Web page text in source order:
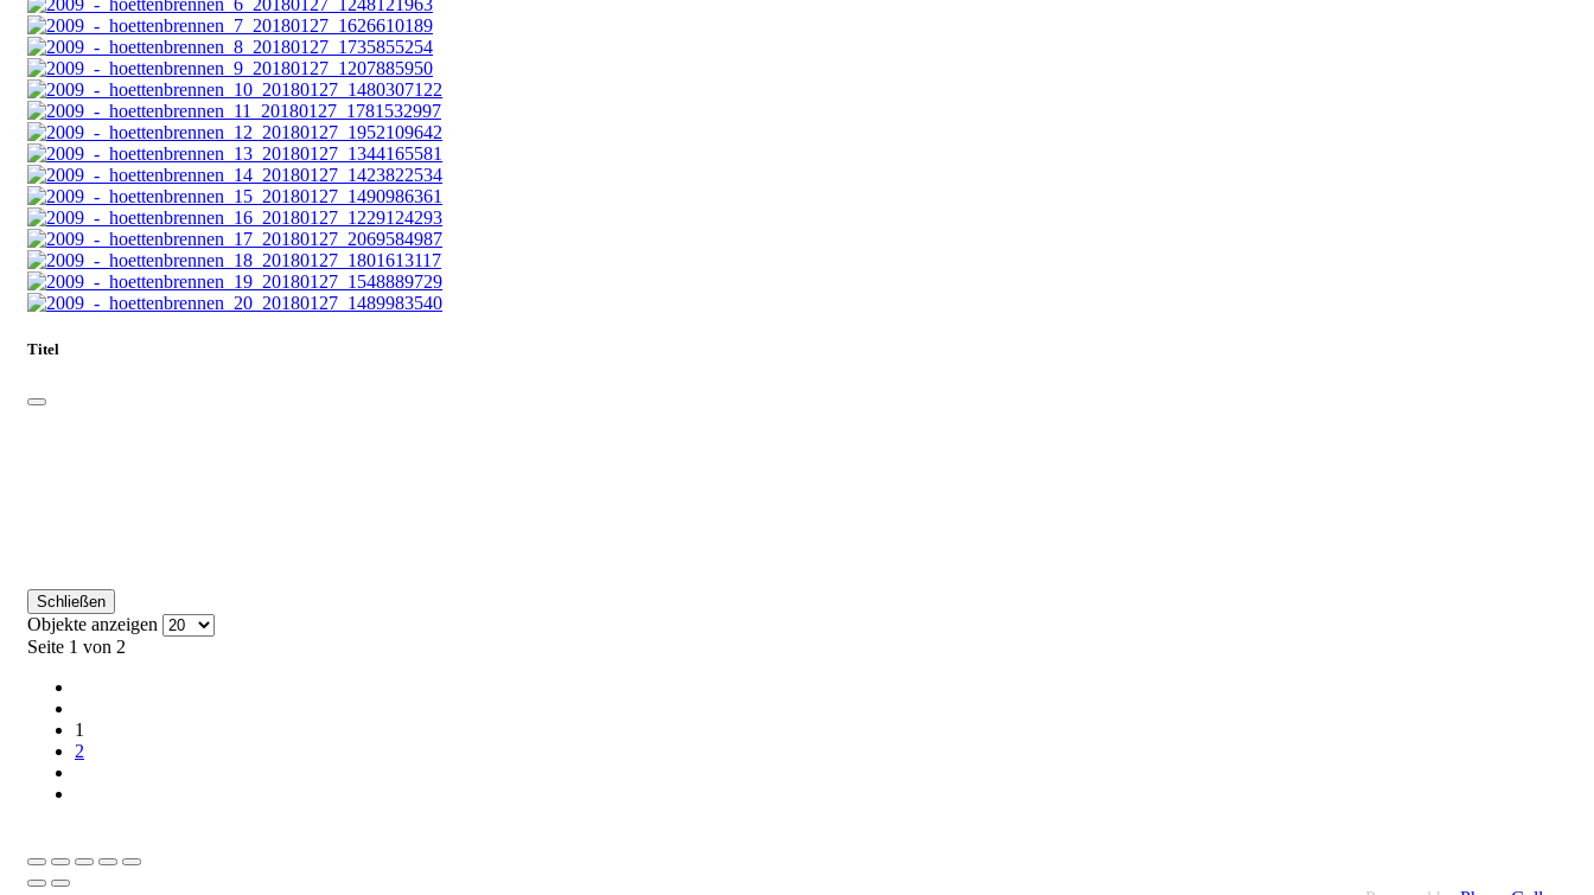
Titel
Schließen
Objekte anzeigen
Seite 1 von 2
1
2